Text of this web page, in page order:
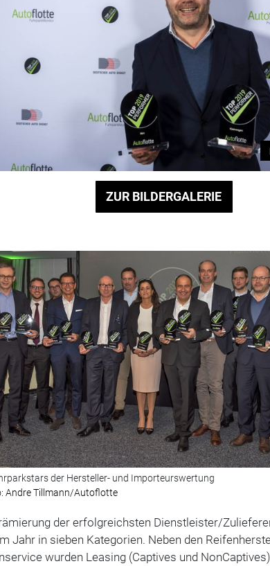
ZUR BILDERGALERIE
der Hersteller- und Importeurswertung
Andre Tillmann/Autoflotte
der erfolgreichsten Dienstleister/
Jahr in sieben Kategorien. Neben den
wurden Leasing (Captives und